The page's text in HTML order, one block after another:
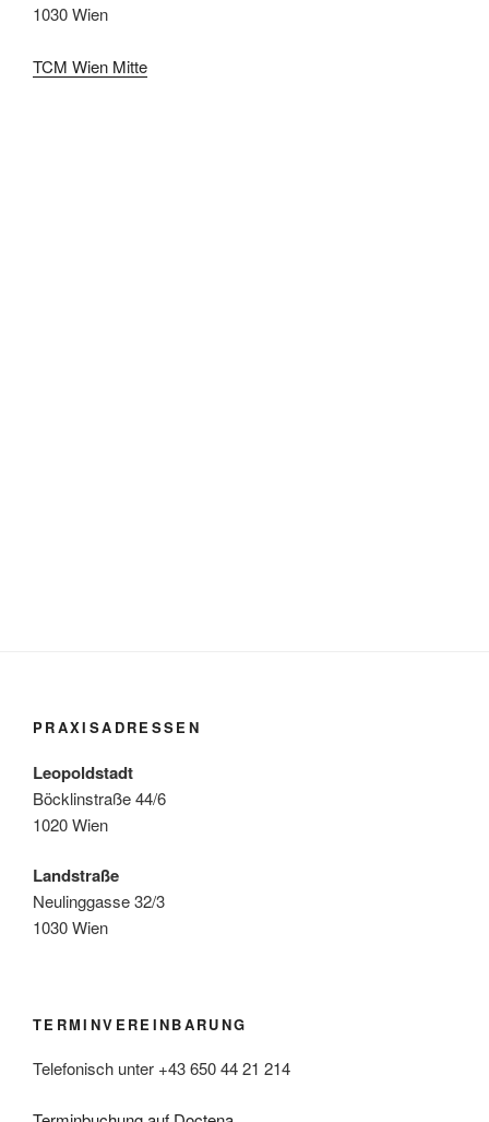
1030 Wien
TCM Wien Mitte
PRAXISADRESSEN
Leopoldstadt
Böcklinstraße 44/6
1020 Wien
Landstraße
Neulinggasse 32/3
1030 Wien
TERMINVEREINBARUNG
Telefonisch unter +43 650 44 21 214